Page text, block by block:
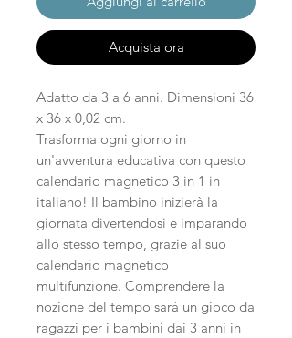
Acquista ora
Adatto da 3 a 6 anni. Dimensioni 36
x 36 x 0,02 cm.
Trasforma ogni giorno in
un'avventura educativa con questo
calendario magnetico 3 in 1 in
italiano! Il bambino inizierà la
giornata divertendosi e imparando
allo stesso tempo, grazie al suo
calendario magnetico
multifunzione. Comprendere la
nozione del tempo sarà un gioco da
ragazzi per i bambini dai 3 anni in